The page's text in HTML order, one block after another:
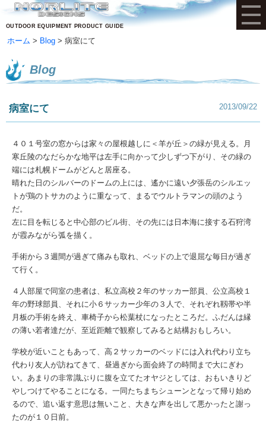
OUTDOOR EQUIPMENT PRODUCT GUIDE
ホーム Blog 病室にて
Blog
病室にて 2013/09/22
４０１号室の窓からは家々の屋根越しに＜羊が丘＞の緑が見える。月
寒丘陵のなだらかな地平は左手に向かって少しずつ下がり、その緑の
端には札幌ドームがどんと居座る。
晴れた日のシルバーのドームの上には、遙かに遠い夕張岳のシルエッ
トが鶏のトサカのように重なって、まるでウルトラマンの頭のよう
だ。
左に目を転じると中心部のビル街、その先には日本海に接する石狩湾
が霞みながら弧を描く。
手術から３週間が過ぎて痛みも取れ、ベッドの上で退屈な毎日が過ぎ
て行く。
４人部屋で同室の患者は、私立高校２年のサッカー部員、公立高校１
年の野球部員、それに小６サッカー少年の３人で、それぞれ靱帯や半
月板の手術を終え、車椅子から松葉杖になったところだ。ふだんは縁
の薄い若者達だが、至近距離で観察してみると結構おもしろい。
学校が近いこともあって、高２サッカーのベッドには入れ代わり立ち
代わり友人が訪ねてきて、昼過ぎから面会終了の時間まで大にぎわ
い。あまりの非常識ぶりに腹を立てたオヤジとしては、おもいきりど
やしつけてやることになる。一同たちまちシューンとなって帰り始め
るので、追い返す意思は無いこと、大きな声を出して悪かったと謝っ
たのが１０日前。